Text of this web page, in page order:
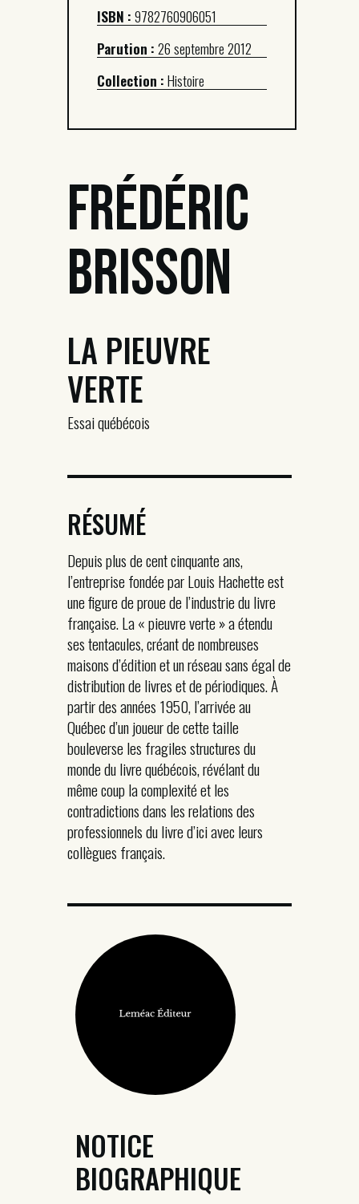
ISBN :9782760906051
Parution :26 septembre 2012
Collection :Histoire
Frédéric
Brisson
LA PIEUVRE
VERTE
Essai québécois
RÉSUMÉ
Depuis plus de cent cinquante ans,
l’entreprise fondée par Louis Hachette est
une figure de proue de l’industrie du livre
française. La « pieuvre verte » a étendu
ses tentacules, créant de nombreuses
maisons d’édition et un réseau sans égal de
distribution de livres et de périodiques. À
partir des années 1950, l’arrivée au
Québec d’un joueur de cette taille
bouleverse les fragiles structures du
monde du livre québécois, révélant du
même coup la complexité et les
contradictions dans les relations des
professionnels du livre d’ici avec leurs
collègues français.
NOTICE
BIOGRAPHIQUE